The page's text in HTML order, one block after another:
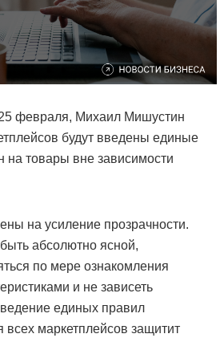
февраля, Михаил Мишустин
будут введены единые
на товары вне зависимости
на усиление прозрачности.
абсолютно ясной,
по мере ознакомления
и не зависеть
единых правил
всех маркетплейсов защитит